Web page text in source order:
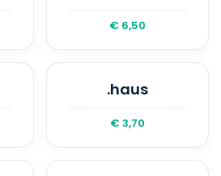
€ 6,50
.haus
€ 3,70